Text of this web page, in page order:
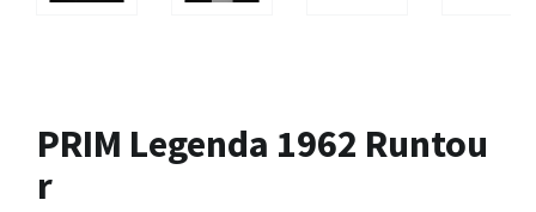
PRIM Legenda 1962 Runtou
r